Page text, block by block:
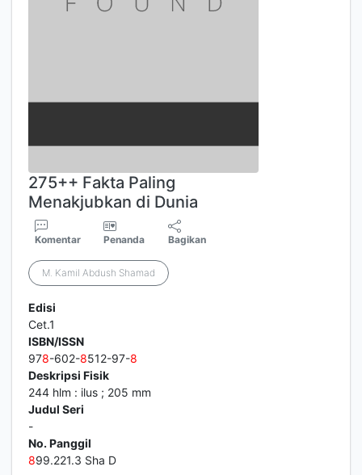
275++ Fakta Paling
Menakjubkan di Dunia
Komentar Penanda Bagikan
M. Kamil Abdush Shamad
Edisi
Cet.1
ISBN/ISSN
978-602-8512-97-8
Deskripsi Fisik
244 hlm : ilus ; 205 mm
Judul Seri
-
No. Panggil
899.221.3 Sha D